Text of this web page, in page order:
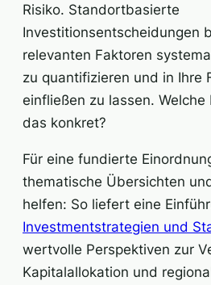
Risiko. Standortbasierte
Investitionsentscheidungen
relevanten Faktoren
zu quantifizieren und in Ihre
einfließen zu lassen. Welche
das konkret?
Für eine fundierte
thematische Übersichten
helfen: So liefert eine
Investmentstrategien und
wertvolle Perspektiven zur
Kapitalallokation und